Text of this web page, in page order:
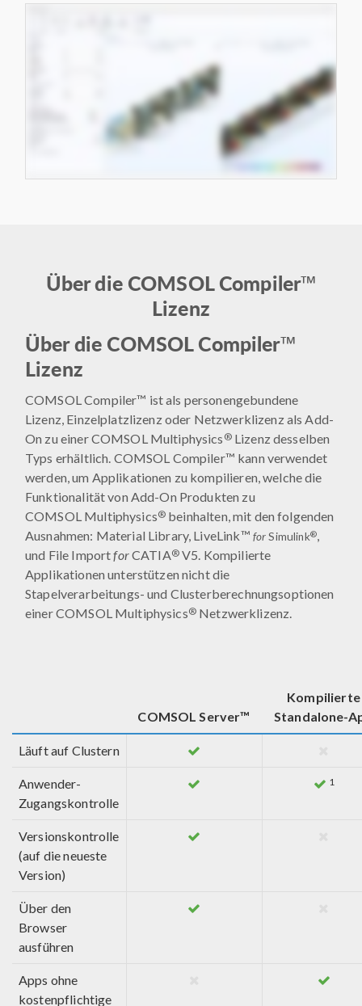
Über die COMSOL Compiler™
Lizenz
Über die COMSOL Compiler™
Lizenz
COMSOL Compiler™ ist als personengebundene
Lizenz, Einzelplatzlizenz oder Netzwerklizenz als Add-
On zu einer COMSOL Multiphysics ®Lizenz desselben
Typs erhältlich. COMSOL Compiler™ kann verwendet
werden, um Applikationen zu kompilieren, welche die
Funktionalität von Add-On Produkten zu
COMSOL Multiphysics® beinhalten, mit den folgenden
Ausnahmen: Material Library, LiveLink™ forSimulink®,
und File ImportforCATIA®V5. Kompilierte
Applikationen unterstützen nicht die
Stapelverarbeitungs- und Clusterberechnungsoptionen
einer COMSOL Multiphysics®Netzwerklizenz.
COMSOL Server™
Kompilierte
Standalone-
Läuft auf Clustern
Anwender-
Zugangskontrolle
1
Versionskontrolle
(auf die neueste
Version)
Über den
Browser
ausführen
Apps ohne
kostenpflichtige